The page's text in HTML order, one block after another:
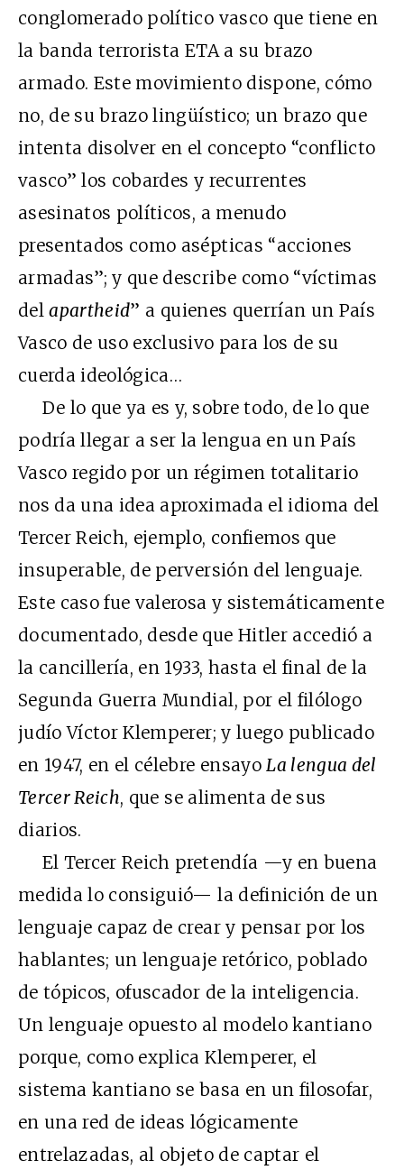
conglomerado político vasco que tiene en
la banda terrorista ETA a su brazo
armado. Este movimiento dispone, cómo
no, de su brazo lingüístico; un brazo que
intenta disolver en el concepto “conflicto
vasco” los cobardes y recurrentes
asesinatos políticos, a menudo
presentados como asépticas “acciones
armadas”; y que describe como “víctimas
delapartheid” a quienes querrían un País
Vasco de uso exclusivo para los de su
cuerda ideológica…
De lo que ya es y, sobre todo, de lo que
podría llegar a ser la lengua en un País
Vasco regido por un régimen totalitario
nos da una idea aproximada el idioma del
Tercer Reich, ejemplo, confiemos que
insuperable, de perversión del lenguaje.
Este caso fue valerosa y sistemáticamente
documentado, desde que Hitler accedió a
la cancillería, en 1933, hasta el final de la
Segunda Guerra Mundial, por el filólogo
judío Víctor Klemperer; y luego publicado
en 1947, en el célebre ensayoLa lengua del
Tercer Reich, que se alimenta de sus
diarios.
El Tercer Reich pretendía —y en buena
medida lo consiguió— la definición de un
lenguaje capaz de crear y pensar por los
hablantes; un lenguaje retórico, poblado
de tópicos, ofuscador de la inteligencia.
Un lenguaje opuesto al modelo kantiano
porque, como explica Klemperer, el
sistema kantiano se basa en un filosofar,
en una red de ideas lógicamente
entrelazadas, al objeto de captar el